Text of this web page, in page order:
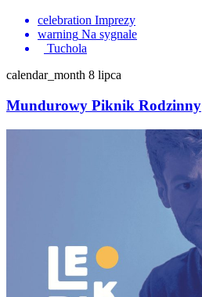
celebration Imprezy
warning Na sygnale
Tuchola
calendar_month 8 lipca
Mundurowy Piknik Rodzinny